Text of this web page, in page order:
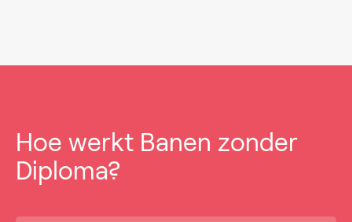
Hoe werkt Banen zonder
Diploma?